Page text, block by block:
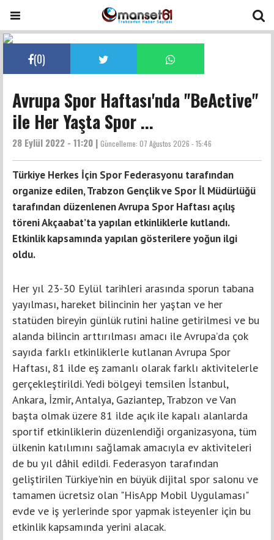
(0)
Avrupa Spor Haftası'nda "BeActive"
ile Her Yaşta Spor ...
28 Eylül 2022 - 11:20 | Güncelleme: 07 Ağustos 2026 - 15:46
Türkiye Herkes İçin Spor Federasyonu tarafından
organize edilen, Trabzon Gençlik ve Spor İl Müdürlüğü
tarafından düzenlenen Avrupa Spor Haftası açılış
töreni Akçaabat’ta yapılan etkinliklerle kutlandı.
Etkinlik kapsamında yapılan gösterilere yoğun ilgi
oldu.
Her yıl 23-30 Eylül tarihleri arasında sporun tabana
yayılması, hareket bilincinin her yaştan ve her
statüden bireyin günlük rutini haline getirilmesi ve bu
alanda bilincin arttırılması amacı ile Avrupa’da çok
sayıda farklı etkinliklerle kutlanan Avrupa Spor
Haftası, 81 ilde eş zamanlı olarak farklı aktivitelerle
gerçekleştirildi. Yedi bölgeyi temsilen İstanbul,
Ankara, İzmir, Antalya, Gaziantep, Trabzon ve Van
başta olmak üzere 81 ilde açık ile kapalı alanlarda
sportif etkinliklerin düzenlendiği organizasyona, tüm
ülkenin katılımını sağlamak amacıyla ev aktiviteleri
de bu yıl dâhil edildi. Federasyon tarafından
geliştirilen Türkiye'nin en büyük dijital spor salonu ve
tamamen ücretsiz olan "HisApp Mobil Uygulaması"
evde ve iş yerlerinde spor yapmak isteyenler için bu
etkinlik kapsamında yerini alacak.